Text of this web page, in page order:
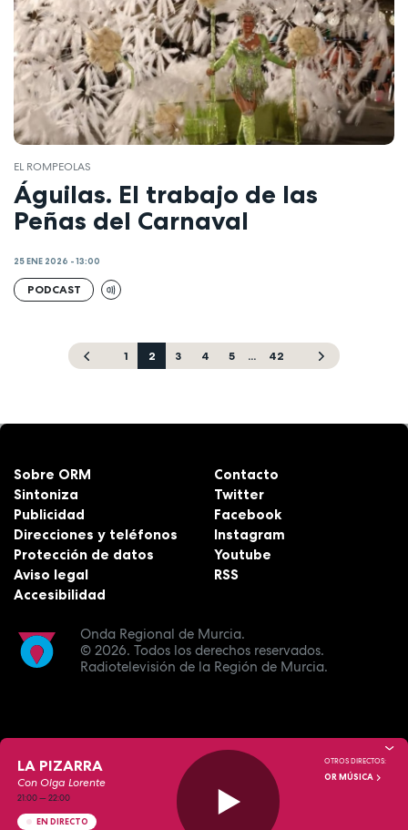
EL ROMPEOLAS
Águilas. El trabajo de las
Peñas del Carnaval
25 ENE 2026 - 13:00
PODCAST
1 2 3 4 5 ... 42
Onda Regional de Murcia.
© 2026. Todos los derechos reservados.
Radiotelevisión de la Región de Murcia.
Sobre ORM
Sintoniza
Publicidad
Direcciones y teléfonos
Protección de datos
Aviso legal
Accesibilidad
Contacto
Twitter
Facebook
Instagram
Youtube
RSS
LA PIZARRA
Con Olga Lorente
21:00—22:00
EN DIRECTO
OTROS DIRECTOS:
OR MÚSICA